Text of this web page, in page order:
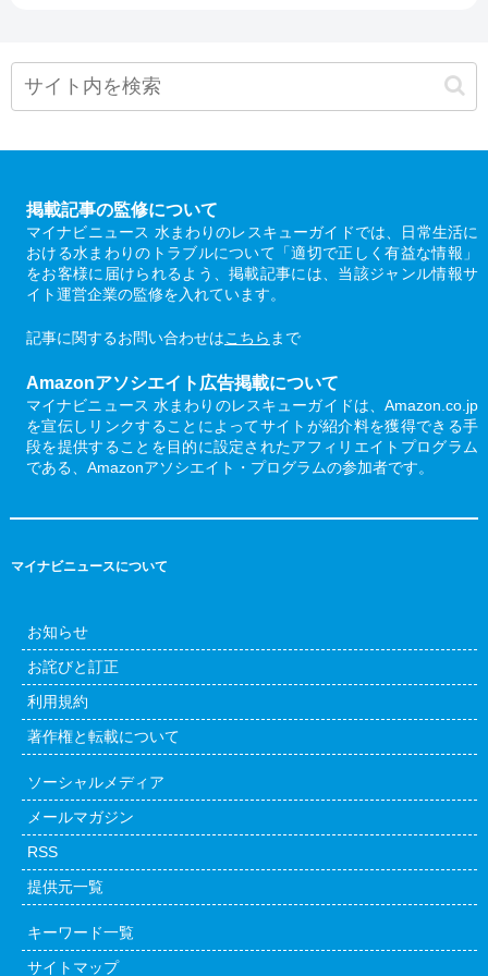
掲載記事の監修について
マイナビニュース 水まわりのレスキューガイドでは、日常生活に
おける水まわりのトラブルについて「適切で正しく有益な情報」
をお客様に届けられるよう、掲載記事には、当該ジャンル情報サ
イト運営企業の監修を入れています。
記事に関するお問い合わせはこちら まで
Amazonアソシエイト広告掲載について
マイナビニュース 水まわりのレスキューガイドは、Amazon.co.jp
を宣伝しリンクすることによってサイトが紹介料を獲得できる手
段を提供することを目的に設定されたアフィリエイトプログラム
である、Amazonアソシエイト・プログラムの参加者です。
マイナビニュースについて
お知らせ
お詫びと訂正
利用規約
著作権と転載について
ソーシャルメディア
メールマガジン
RSS
提供元一覧
キーワード一覧
サイトマップ